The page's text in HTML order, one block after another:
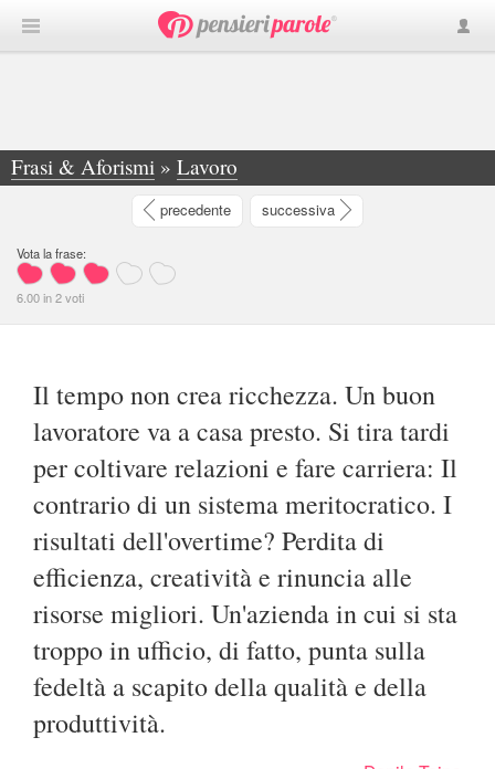
Frasi & Aforismi » Lavoro
»Il tempo non crea ricchezza. Un buon... - Danilo Taino
precedente successiva
Vota la frase:
6.00in2voti
Il tempo non crea ricchezza. Un buon
lavoratore va a casa presto. Si tira tardi
per coltivare relazioni e fare carriera: Il
contrario di un sistema meritocratico. I
risultati dell'overtime? Perdita di
efficienza, creatività e rinuncia alle
risorse migliori. Un'azienda in cui si sta
troppo in ufficio, di fatto, punta sulla
fedeltà a scapito della qualità e della
produttività.